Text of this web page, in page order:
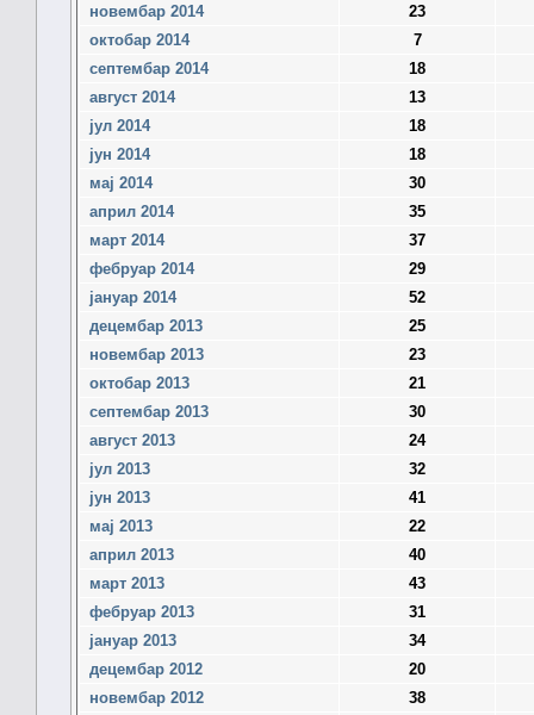
новембар 2014
23
октобар 2014
7
септембар 2014
18
август 2014
13
јул 2014
18
јун 2014
18
мај 2014
30
април 2014
35
март 2014
37
фебруар 2014
29
јануар 2014
52
децембар 2013
25
новембар 2013
23
октобар 2013
21
септембар 2013
30
август 2013
24
јул 2013
32
јун 2013
41
мај 2013
22
април 2013
40
март 2013
43
фебруар 2013
31
јануар 2013
34
децембар 2012
20
новембар 2012
38